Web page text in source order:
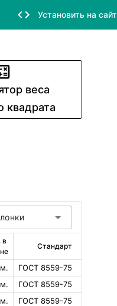
Установить на сайт
веса
квадрата
в
Стандарт
ГОСТ 8559-75
ГОСТ 8559-75
ГОСТ 8559-75